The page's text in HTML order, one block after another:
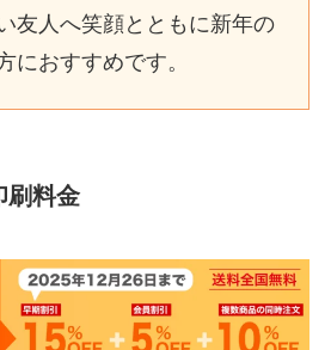
友人へ笑顔とともに新年の
におすすめです。
刷料金